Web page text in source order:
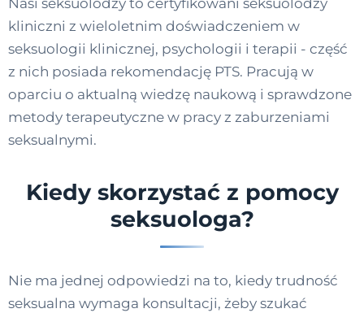
kliniczni z wieloletnim doświadczeniem w
seksuologii klinicznej, psychologii i terapii - część
z nich posiada rekomendację PTS. Pracują w
oparciu o aktualną wiedzę naukową i sprawdzone
metody terapeutyczne w pracy z zaburzeniami
seksualnymi.
Kiedy skorzystać z pomocy
seksuologa?
Nie ma jednej odpowiedzi na to, kiedy trudność
seksualna wymaga konsultacji, żeby szukać